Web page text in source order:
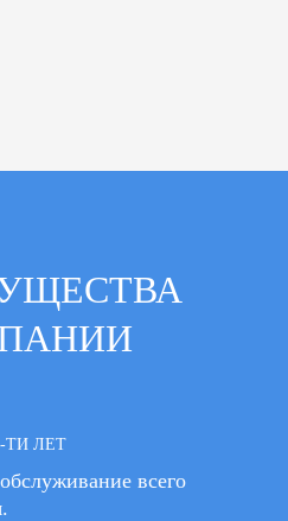
ТИ ЛЕТ
всего